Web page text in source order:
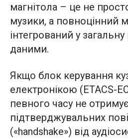
магнітола – це не
музики, а повноцінний
інтегрований у
даними.
Якщо блок керування
електронікою (ETACS-
певного часу не отримує
підтверджувальних
(«handshake») від